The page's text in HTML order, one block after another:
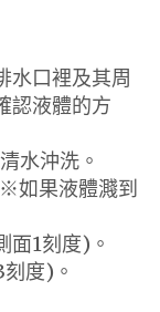
水口裡及其周
認液體的方
水沖洗。
如果液體濺到
1刻度)。
度)。